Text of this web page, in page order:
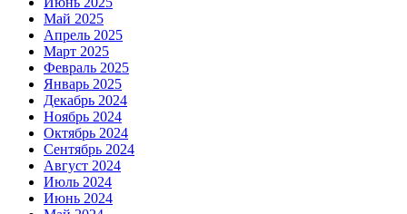
Май 2025
Апрель 2025
Март 2025
Февраль 2025
Январь 2025
Декабрь 2024
Ноябрь 2024
Октябрь 2024
Сентябрь 2024
Август 2024
Июль 2024
Июнь 2024